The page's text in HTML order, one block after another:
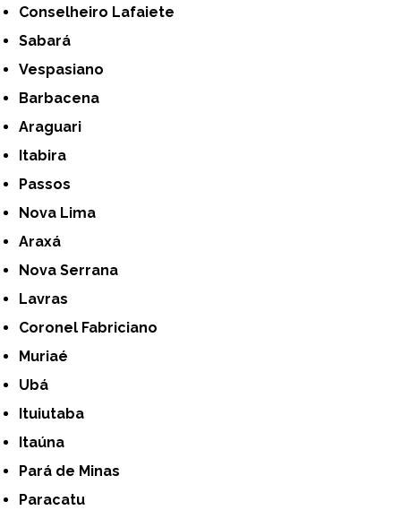
Conselheiro Lafaiete
Sabará
Vespasiano
Barbacena
Araguari
Itabira
Passos
Nova Lima
Araxá
Nova Serrana
Lavras
Coronel Fabriciano
Muriaé
Ubá
Ituiutaba
Itaúna
Pará de Minas
Paracatu